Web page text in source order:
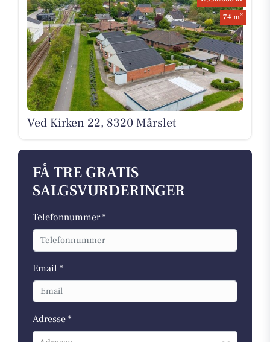
74 m2
Ved Kirken 22, 8320 Mårslet
FÅ TRE GRATIS
SALGSVURDERINGER
Telefonnummer *
Email *
Adresse *